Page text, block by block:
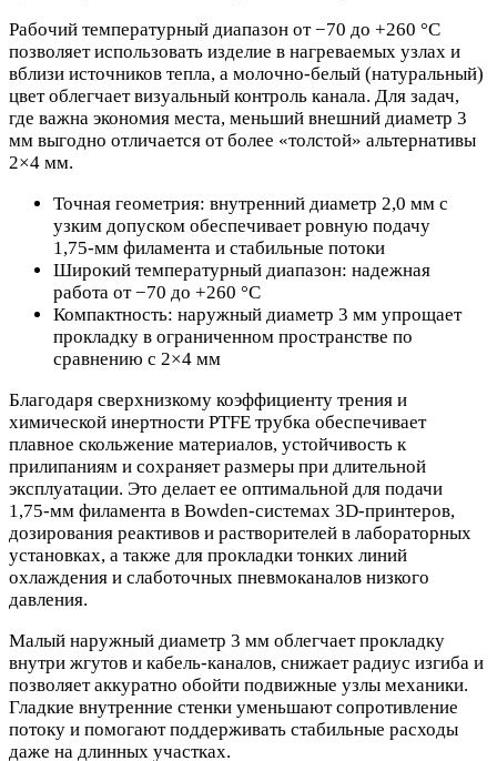
Рабочий температурный диапазон от −70 до +260 °C
позволяет использовать изделие в нагреваемых узлах и
вблизи источников тепла, а молочно‑белый (натуральный)
цвет облегчает визуальный контроль канала. Для задач,
где важна экономия места, меньший внешний диаметр 3
мм выгодно отличается от более «толстой» альтернативы
2×4 мм.
Точная геометрия: внутренний диаметр 2,0 мм с
узким допуском обеспечивает ровную подачу
1,75‑мм филамента и стабильные потоки
Широкий температурный диапазон: надежная
работа от −70 до +260 °C
Компактность: наружный диаметр 3 мм упрощает
прокладку в ограниченном пространстве по
сравнению с 2×4 мм
Благодаря сверхнизкому коэффициенту трения и
химической инертности PTFE трубка обеспечивает
плавное скольжение материалов, устойчивость к
прилипаниям и сохраняет размеры при длительной
эксплуатации. Это делает ее оптимальной для подачи
1,75‑мм филамента в Bowden‑системах 3D‑принтеров,
дозирования реактивов и растворителей в лабораторных
установках, а также для прокладки тонких линий
охлаждения и слаботочных пневмоканалов низкого
давления.
Малый наружный диаметр 3 мм облегчает прокладку
внутри жгутов и кабель‑каналов, снижает радиус изгиба и
позволяет аккуратно обойти подвижные узлы механики.
Гладкие внутренние стенки уменьшают сопротивление
потоку и помогают поддерживать стабильные расходы
даже на длинных участках.